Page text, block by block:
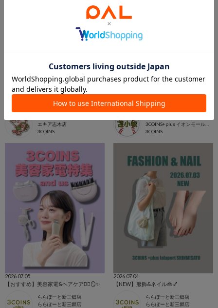
2026.08.02
🌟ネイルアイテムのご紹介🌟
エキア志木店
3COINS
2026.07.31
今週の新商品【美容アイテム💅】
3COINS
2026.07.05
【おすすめ】美容家電&ヘアケア💇‍♀️🪞✨
ららぽーと新三郷店
ららぽーと新三郷店
2026.07.04
【NEW】服飾&ネイル👜💅
ららぽーと新三郷店
ららぽーと新三郷店